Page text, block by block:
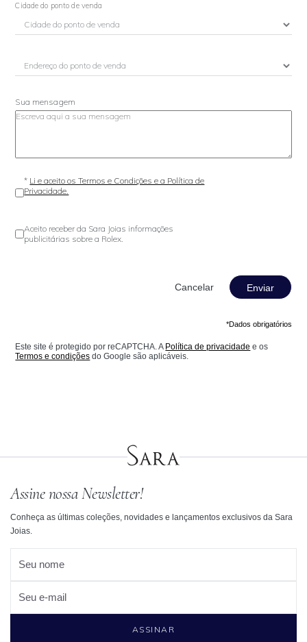
Cidade do ponto de venda
Sua mensagem
* Li e aceito os Termos e Condições e a Política de
Privacidade.
Aceito receber da Sara Joias informações
publicitárias sobre a Rolex.
Enviar
*Dados obrigatórios
Este site é protegido por reCAPTCHA. A Política de privacidade e os
Termos e condições do Google são aplicáveis.
Assine nossa Newsletter!
Conheça as últimas coleções, novidades e lançamentos exclusivos da Sara
Joias.
Seu nome
Seu e-mail
ASSINAR